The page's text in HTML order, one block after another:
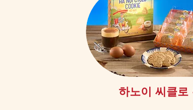
제품보기
하노이 씨클로